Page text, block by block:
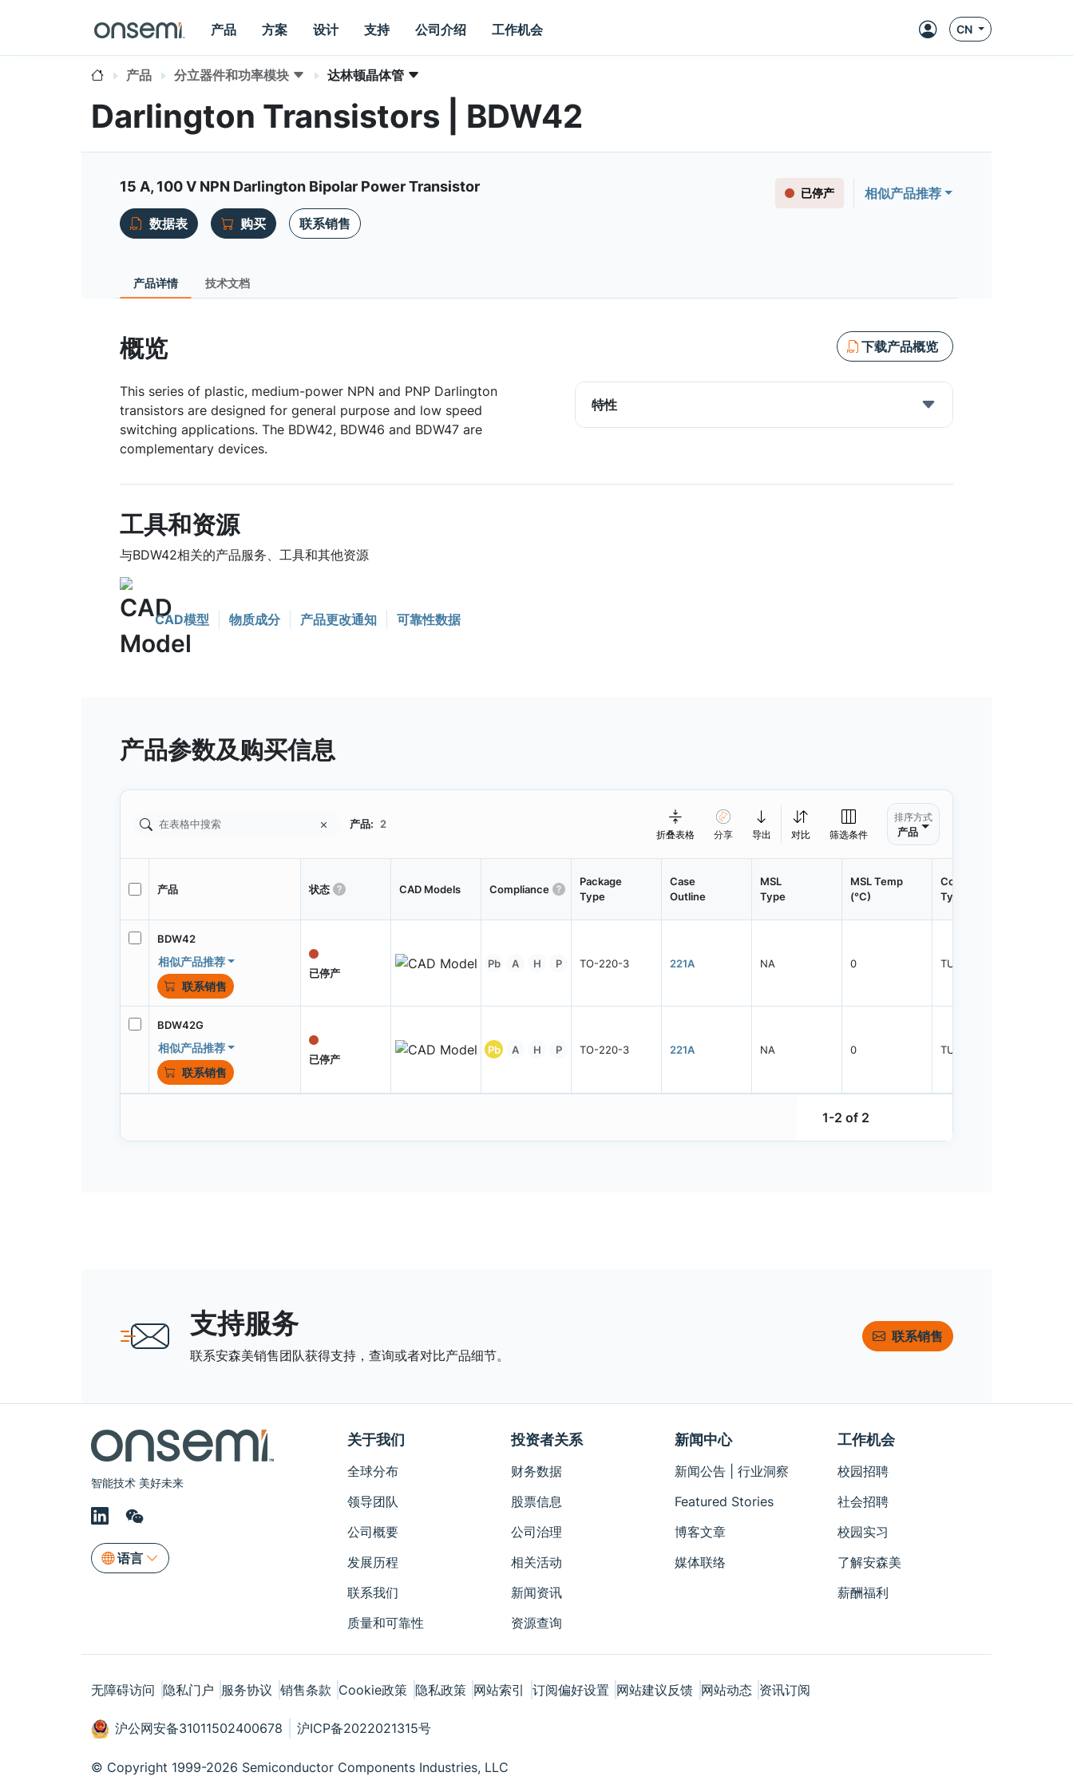
产品 方案 设计 支持 公司介绍 工作机会 CN
产品 分立器件和功率模块 达林顿晶体管
Darlington Transistors | BDW42
15 A, 100 V NPN Darlington Bipolar Power Transistor 已停产
相似产品推荐
数据表
购买 联系销售
产品详情 技术文档
概览 下载产品概览
This series of plastic, medium-power NPN and PNP Darlington
transistors are designed for general purpose and low speed
switching applications. The BDW42, BDW46 and BDW47 are
complementary devices.
特性
工具和资源
与BDW42相关的产品服务、工具和其他资源
CAD模型 物质成分 产品更改通知 可靠性数据
产品参数及购买信息
产品: 2
折叠表格 分享 导出 对比 筛选条件
排序方式
产品
产品 状态 CAD Models Compliance
Package
Type
Case
Outline
MSL
Type
MSL Temp
(°C)
Container
Type
BDW42
相似产品推荐
联系销售
已停产
Pb A H P TO-220-3 221A NA 0 TUBE
BDW42G
相似产品推荐
联系销售
已停产
Pb A H P TO-220-3 221A NA 0 TUBE
1-2 of 2
支持服务
联系安森美销售团队获得支持，查询或者对比产品细节。
联系销售
智能技术 美好未来
语言
关于我们
全球分布
领导团队
公司概要
发展历程
联系我们
质量和可靠性
投资者关系
财务数据
股票信息
公司治理
相关活动
新闻资讯
资源查询
新闻中心
新闻公告 | 行业洞察
Featured Stories
博客文章
媒体联络
工作机会
校园招聘
社会招聘
校园实习
了解安森美
薪酬福利
无障碍访问 隐私门户 服务协议 销售条款 Cookie政策 隐私政策 网站索引 订阅偏好设置 网站建议反馈 网站动态 资讯订阅
沪公网安备31011502400678 沪ICP备2022021315号
© Copyright 1999-2026 Semiconductor Components Industries, LLC